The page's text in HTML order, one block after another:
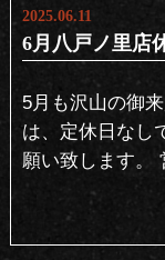
2025.06.11
6月八戸ノ里店
5月も沢山の御
は、定休日なし
願い致します。